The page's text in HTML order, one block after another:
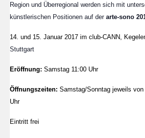
Region und Überregional werden sich mit
künstlerischen Positionen auf der arte-sono
14. und 15. Januar 2017 im club-CANN,
Stuttgart
Eröffnung: Samstag 11:00 Uhr
Öffnungszeiten: Samstag/Sonntag jeweils
Uhr
Eintritt frei